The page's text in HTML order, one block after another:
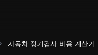
자동차 정기검사 비용 계산기